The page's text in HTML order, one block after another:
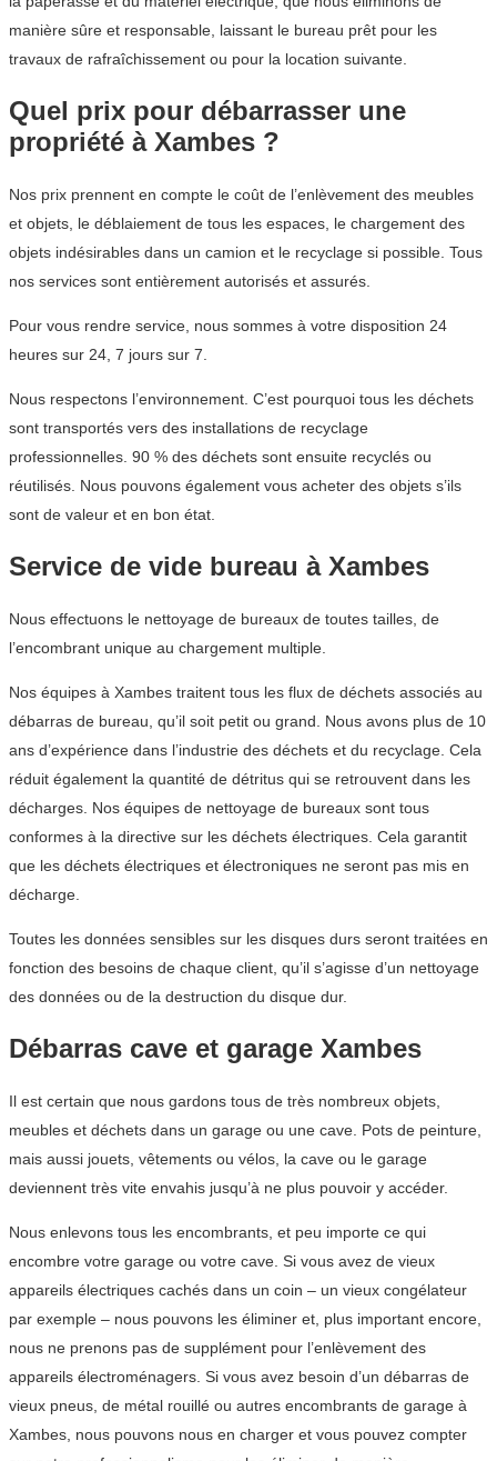
manière sûre et responsable, laissant le bureau prêt pour les
travaux de rafraîchissement ou pour la location suivante.
Quel prix pour débarrasser une
propriété à Xambes ?
Nos prix prennent en compte le coût de l’enlèvement des meubles
et objets, le déblaiement de tous les espaces, le chargement des
objets indésirables dans un camion et le recyclage si possible. Tous
nos services sont entièrement autorisés et assurés.
Pour vous rendre service, nous sommes à votre disposition 24
heures sur 24, 7 jours sur 7.
Nous respectons l’environnement. C’est pourquoi tous les déchets
sont transportés vers des installations de recyclage
professionnelles. 90 % des déchets sont ensuite recyclés ou
réutilisés. Nous pouvons également vous acheter des objets s’ils
sont de valeur et en bon état.
Service de vide bureau à Xambes
Nous effectuons le nettoyage de bureaux de toutes tailles, de
l’encombrant unique au chargement multiple.
Nos équipes à Xambes traitent tous les flux de déchets associés au
débarras de bureau, qu’il soit petit ou grand. Nous avons plus de 10
ans d’expérience dans l’industrie des déchets et du recyclage. Cela
réduit également la quantité de détritus qui se retrouvent dans les
décharges. Nos équipes de nettoyage de bureaux sont tous
conformes à la directive sur les déchets électriques. Cela garantit
que les déchets électriques et électroniques ne seront pas mis en
décharge.
Toutes les données sensibles sur les disques durs seront traitées en
fonction des besoins de chaque client, qu’il s’agisse d’un nettoyage
des données ou de la destruction du disque dur.
Débarras cave et garage Xambes
Il est certain que nous gardons tous de très nombreux objets,
meubles et déchets dans un garage ou une cave. Pots de peinture,
mais aussi jouets, vêtements ou vélos, la cave ou le garage
deviennent très vite envahis jusqu’à ne plus pouvoir y accéder.
Nous enlevons tous les encombrants, et peu importe ce qui
encombre votre garage ou votre cave. Si vous avez de vieux
appareils électriques cachés dans un coin – un vieux congélateur
par exemple – nous pouvons les éliminer et, plus important encore,
nous ne prenons pas de supplément pour l’enlèvement des
appareils électroménagers. Si vous avez besoin d’un débarras de
vieux pneus, de métal rouillé ou autres encombrants de garage à
Xambes, nous pouvons nous en charger et vous pouvez compter